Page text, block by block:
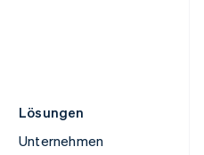
Lösungen
Unternehmen